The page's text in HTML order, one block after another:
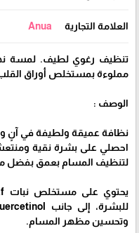
العلامة التجارية Anua
تنظيف رغوي لطيف. لمسة
مملوءة بمستخلص أوراق
الوصف :
نظافة عميقة ولطيفة في آنٍ
لتنظيف المسام بعمق بفضل
وتحسين مظهر المسام.